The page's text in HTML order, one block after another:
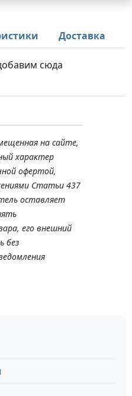
Доставка
сюда
на сайте,
характер
офертой,
Статьи 437
оставляет
его внешний
без